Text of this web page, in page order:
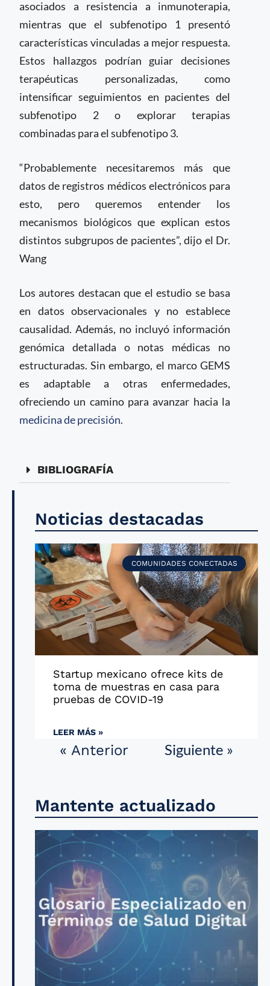
asociados a resistencia a inmunoterapia,
mientras que el subfenotipo 1 presentó
características vinculadas a mejor respuesta.
Estos hallazgos podrían guiar decisiones
terapéuticas personalizadas, como
intensificar seguimientos en pacientes del
subfenotipo 2 o explorar terapias
combinadas para el subfenotipo 3.
“Probablemente necesitaremos más que
datos de registros médicos electrónicos para
esto, pero queremos entender los
mecanismos biológicos que explican estos
distintos subgrupos de pacientes”, dijo el Dr.
Wang
Los autores destacan que el estudio se basa
en datos observacionales y no establece
causalidad. Además, no incluyó información
genómica detallada o notas médicas no
estructuradas. Sin embargo, el marco GEMS
es adaptable a otras enfermedades,
ofreciendo un camino para avanzar hacia la
medicina de precisión.
BIBLIOGRAFÍA
Noticias destacadas
COMUNIDADES CONECTADAS
Startup mexicano ofrece kits de
toma de muestras en casa para
pruebas de COVID-19
LEER MÁS »
« Anterior Siguiente »
Mantente actualizado